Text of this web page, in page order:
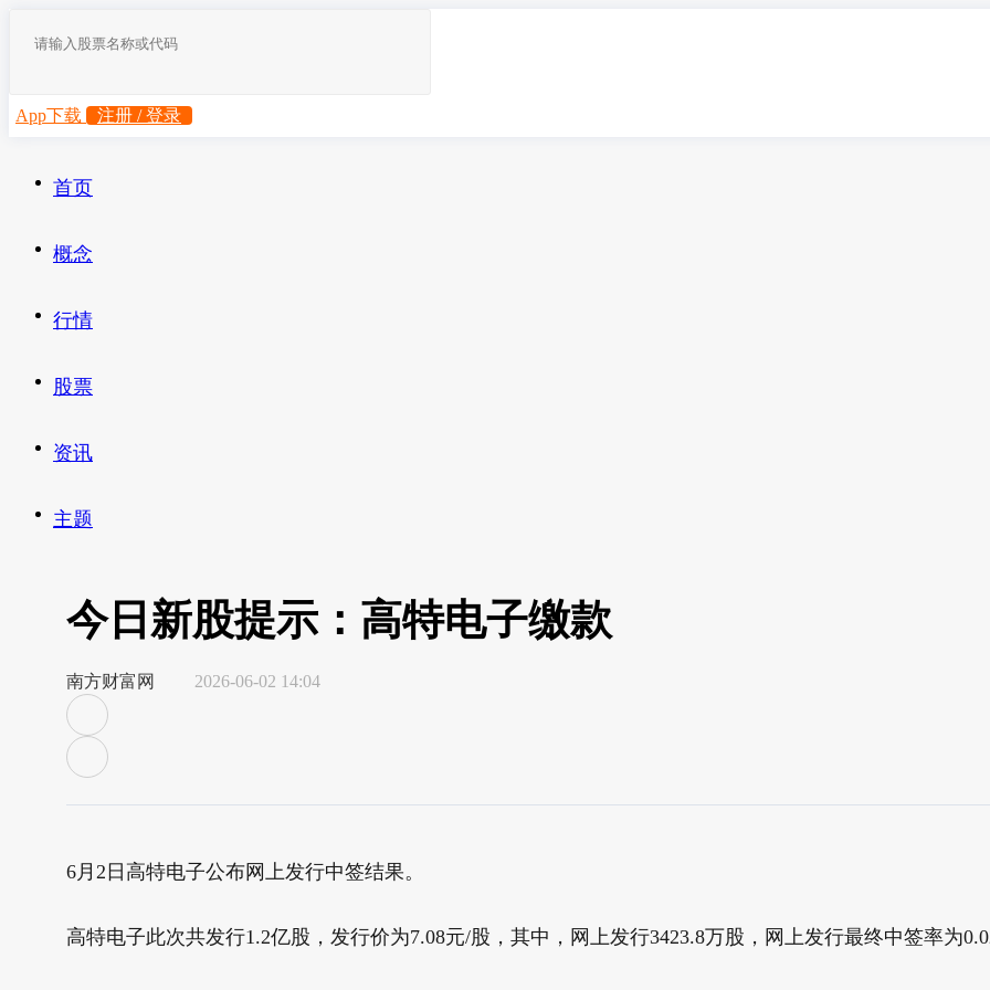
App下载 注册 / 登录
首页
概念
行情
股票
资讯
主题
今日新股提示：高特电子缴款
南方财富网 2026-06-02 14:04
6月2日高特电子公布网上发行中签结果。
高特电子此次共发行1.2亿股，发行价为7.08元/股，其中，网上发行3423.8万股，网上发行最终中签率为